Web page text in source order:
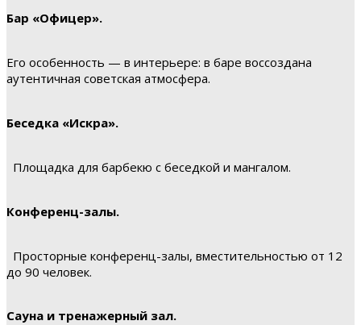
Бар «Офицер».
Его особенность — в интерьере: в баре воссоздана
аутентичная советская атмосфера.
Беседка «Искра».
Площадка для барбекю с беседкой и мангалом.
Конференц-залы.
Просторные конференц-залы, вместительностью от 12
до 90 человек.
Сауна и тренажерный зал.